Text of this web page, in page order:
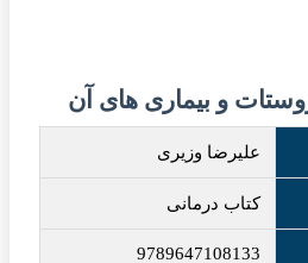
و بیماری های آن
علیرضا وزیری
کتاب درمانی
9789647108133